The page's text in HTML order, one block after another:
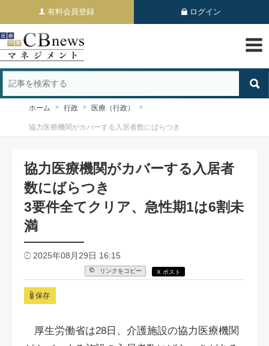
有料会員登録 ログイン
ホーム 行政 医療（行政）
協力医療機関がカバーする入居者数にばらつき
協力医療機関がカバーする入居者
数にばらつき
3要件全てクリア、急性期1は6割未
満
2025年08月29日 16:15
リンクをコピー X ポスト
保存
厚生労働省は28日、介護施設の協力医療機関